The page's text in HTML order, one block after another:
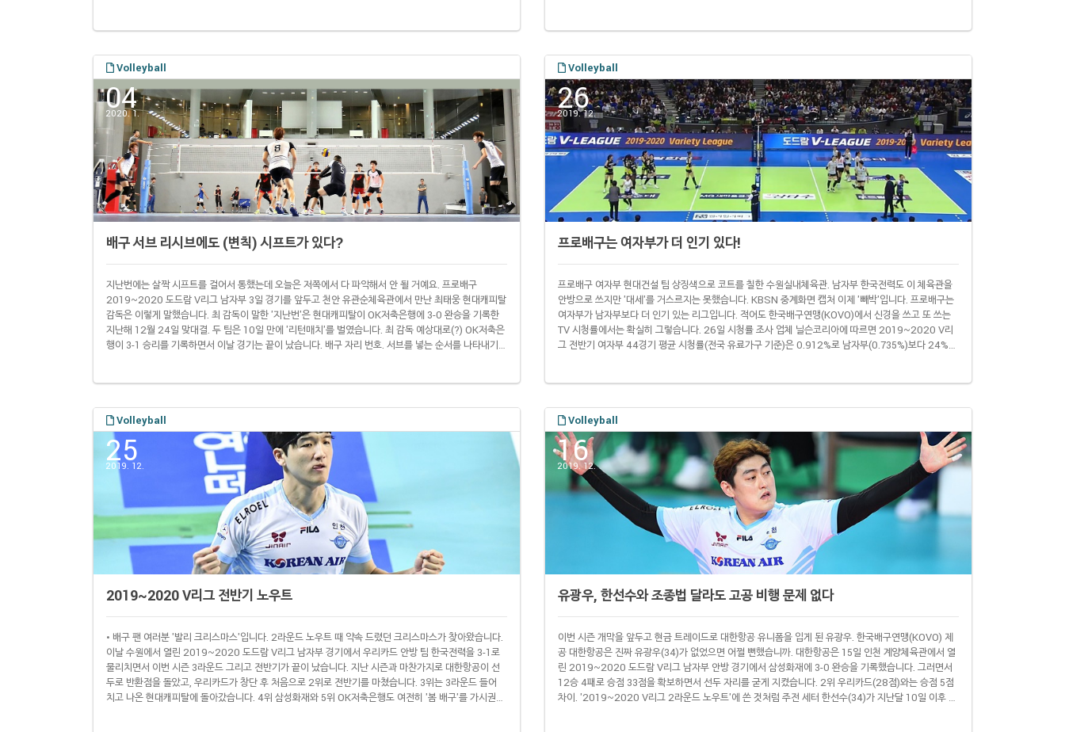
Volleyball
04
2020. 1.
배구 서브 리시브에도 (변칙) 시프트가 있다?
지난번에는 살짝 시프트를 걸어서 통했는데 오늘은 저쪽에서 다 파악해서 안 될 거예요. 프로배구
2019~2020 도드람 V리그 남자부 3일 경기를 앞두고 천안 유관순체육관에서 만난 최태웅 현대캐피탈
감독은 이렇게 말했습니다. 최 감독이 말한 '지난번'은 현대캐피탈이 OK저축은행에 3-0 완승을 기록한
지난해 12월 24일 맞대결. 두 팀은 10일 만에 '리턴매치'를 벌였습니다. 최 감독 예상대로(?) OK저축은
행이 3-1 승리를 기록하면서 이날 경기는 끝이 났습니다. 배구 자리 번호. 서브를 넣는 순서를 나타내기도
Volleyball
26
2019. 12.
프로배구는 여자부가 더 인기 있다!
프로배구 여자부 현대건설 팀 상징색으로 코트를 칠한 수원실내체육관. 남자부 한국전력도 이 체육관을
안방으로 쓰지만 '대세'를 거스르지는 못했습니다. KBSN 중계화면 캡처 이제 '빼박'입니다. 프로배구는
여자부가 남자부보다 더 인기 있는 리그입니다. 적어도 한국배구연맹(KOVO)에서 신경을 쓰고 또 쓰는
TV 시청률에서는 확실히 그렇습니다. 26일 시청률 조사 업체 닐슨코리아에 따르면 2019~2020 V리
그 전반기 여자부 44경기 평균 시청률(전국 유료가구 기준)은 0.912%로 남자부(0.735%)보다 24%
Volleyball
25
2019. 12.
2019~2020 V리그 전반기 노우트
• 배구 팬 여러분 '발리 크리스마스'입니다. 2라운드 노우트 때 약속 드렸던 크리스마스가 찾아왔습니다.
이날 수원에서 열린 2019~2020 도드람 V리그 남자부 경기에서 우리카드 안방 팀 한국전력을 3-1로
물리치면서 이번 시즌 3라운드 그리고 전반기가 끝이 났습니다. 지난 시즌과 마찬가지로 대한항공이 선
두로 반환점을 돌았고, 우리카드가 창단 후 처음으로 2위로 전반기를 마쳤습니다. 3위는 3라운드 들어
치고 나온 현대캐피탈에 돌아갔습니다. 4위 삼성화재와 5위 OK저축은행도 여전히 '봄 배구'를 가시권에
Volleyball
16
2019. 12.
유광우, 한선수와 조종법 달라도 고공 비행 문제 없다
이번 시즌 개막을 앞두고 현금 트레이드로 대한항공 유니폼을 입게 된 유광우. 한국배구연맹(KOVO) 제
공 대한항공은 진짜 유광우(34)가 없었으면 어쩔 뻔했습니까. 대한항공은 15일 인천 계양체육관에서 열
린 2019~2020 도드람 V리그 남자부 안방 경기에서 삼성화재에 3-0 완승을 기록했습니다. 그러면서
12승 4패로 승점 33점을 확보하면서 선두 자리를 굳게 지켰습니다. 2위 우리카드(28점)와는 승점 5점
차이. '2019~2020 V리그 2라운드 노우트'에 쓴 것처럼 주전 세터 한선수(34)가 지난달 10일 이후 경